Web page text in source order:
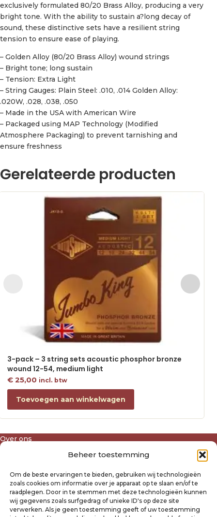
Beheer toestemming
Om de beste ervaringen te bieden, gebruiken wij technologieën
zoals cookies om informatie over je apparaat op te slaan en/of te
raadplegen. Door in te stemmen met deze technologieën kunnen
wij gegevens zoals surfgedrag of unieke ID's op deze site
verwerken. Als je geen toestemming geeft of uw toestemming
exclusively formulated 80/20 Brass Alloy, producing a very
bright tone. With the ability to sustain a?long decay of
sound, these distinctive sets have a resilient string
tension to ensure ease of playing.
– Golden Alloy (80/20 Brass Alloy) wound strings
– Bright tone; long sustain
– Tension: Extra Light
– String Gauges: Plain Steel: .010, .014 Golden Alloy:
.020W, .028, .038, .050
– Made in the USA with American Wire
– Packaged using MAP Technology (Modified
Atmosphere Packaging) to prevent tarnishing and
ensure freshness
Gerelateerde producten
3-pack – 3 string sets acoustic phosphor bronze
wound 12-54, medium light
€25,00 incl. btw
Toevoegen aan winkelwagen
Over ons
Algemene voorwaarden
Privacyverklaring Raysland
Cookiebeleid
Mijn account